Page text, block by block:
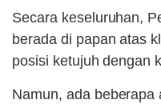
Secara keseluruhan,
berada di papan atas
posisi ketujuh dengan
Namun, ada